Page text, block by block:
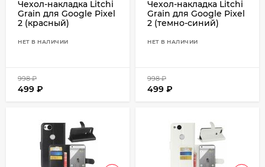
Чехол-накладка Litchi
Grain для Google Pixel
2 (красный)
НЕТ В НАЛИЧИИ
998₽
499 ₽
Чехол-накладка Litchi
Grain для Google Pixel
2 (темно-синий)
НЕТ В НАЛИЧИИ
998₽
499 ₽